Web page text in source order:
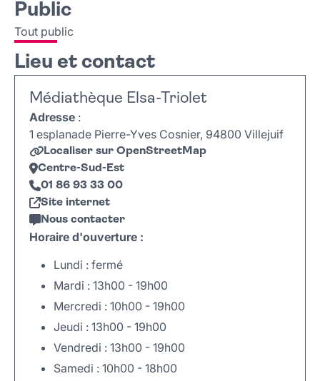
Public
Tout public
Lieu et contact
Médiathèque Elsa-Triolet
Adresse :
1 esplanade Pierre-Yves Cosnier, 94800 Villejuif
Localiser sur OpenStreetMap
Centre-Sud-Est
01 86 93 33 00
Site internet
Nous contacter
Horaire d'ouverture :
Lundi : fermé
Mardi : 13h00 - 19h00
Mercredi : 10h00 - 19h00
Jeudi : 13h00 - 19h00
Vendredi : 13h00 - 19h00
Samedi : 10h00 - 18h00